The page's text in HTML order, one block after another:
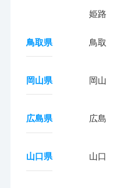
姫路
鳥取県 鳥取
岡山県 岡山
広島県 広島
山口県 山口